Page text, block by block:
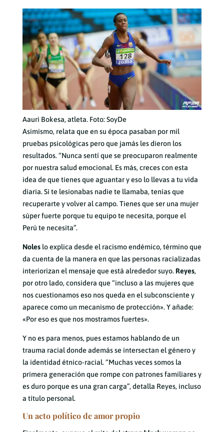
Aauri Bokesa, atleta. Foto: SoyDe
Asimismo, relata que en su época pasaban por mil
pruebas psicológicas pero que jamás les dieron los
resultados. “Nunca sentí que se preocuparon realmente
por nuestra salud emocional. Es más, creces con esta
idea de que tienes que aguantar y eso lo llevas a tu vida
diaria. Si te lesionabas nadie te llamaba, tenías que
recuperarte y volver al campo. Tienes que ser una mujer
súper fuerte porque tu equipo te necesita, porque el
Perú te necesita”.
Noles lo explica desde el racismo endémico, término que
da cuenta de la manera en que las personas racializadas
interiorizan el mensaje que está alrededor suyo. Reyes,
por otro lado, considera que “incluso a las mujeres que
nos cuestionamos eso nos queda en el subconsciente y
aparece como un mecanismo de protección». Y añade:
«Por eso es que nos mostramos fuertes».
Y no es para menos, pues estamos hablando de un
trauma racial donde además se intersectan el género y
la identidad étnico-racial. “Muchas veces somos la
primera generación que rompe con patrones familiares y
es duro porque es una gran carga”, detalla Reyes, incluso
a título personal.
Un acto político de amor propio